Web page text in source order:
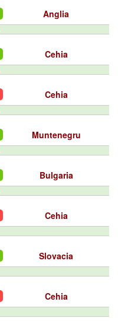
Anglia
Cehia
Cehia
Muntenegru
Bulgaria
Cehia
Slovacia
Cehia